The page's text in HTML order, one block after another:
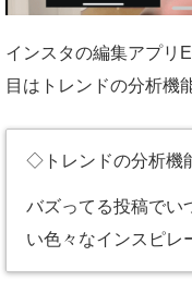
インスタの編集アプリ
目はトレンドの分析機
◇トレンドの分析機
バズってる投稿でい
い色々なインスピレ